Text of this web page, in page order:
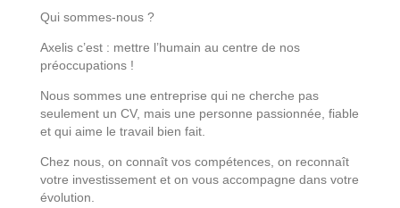
Qui sommes-nous ?
Axelis c’est : mettre l’humain au centre de nos
préoccupations !
Nous sommes une entreprise qui ne cherche pas
seulement un CV, mais une personne passionnée, fiable
et qui aime le travail bien fait.
Chez nous, on connaît vos compétences, on reconnaît
votre investissement et on vous accompagne dans votre
évolution.